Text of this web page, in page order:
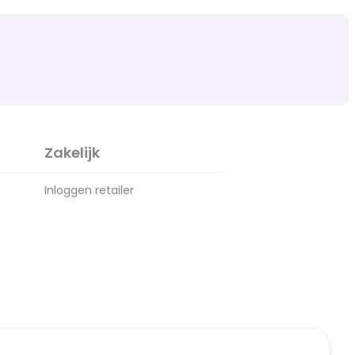
Zakelijk
Inloggen retailer